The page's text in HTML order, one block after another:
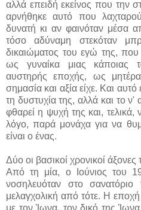
αλλά επειδή εκείνος που την
αρνήθηκε αυτό που
δυνατή κι αν φαινόταν μέσα
τόσο αδύναμη στεκόταν
δικαιώματος του εγώ της,
ως γυναίκα μιας κάποιας
αυστηρής εποχής, ως
σημασία και αξία είχε. Και
τη δυστυχία της, αλλά και το
φθαρεί η ψυχή της και, τελικά,
λόγο, παρά μονάχα για να
είναι ο ένας.
Δύο οι βασικοί χρονικοί
Από τη μία, ο Ιούνιος του
νοσηλευόταν στο
μελαγχολική από τότε. Η
με τον Ίωνα, τον δικό της